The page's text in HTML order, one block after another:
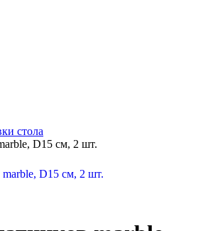
стола
D15 см, 2 шт.